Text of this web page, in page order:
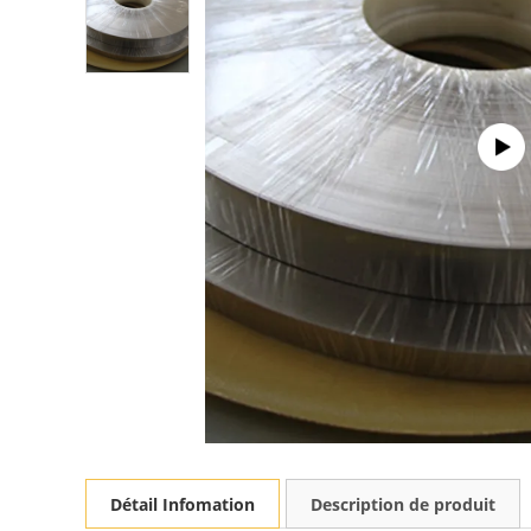
Détail Infomation Description de produit